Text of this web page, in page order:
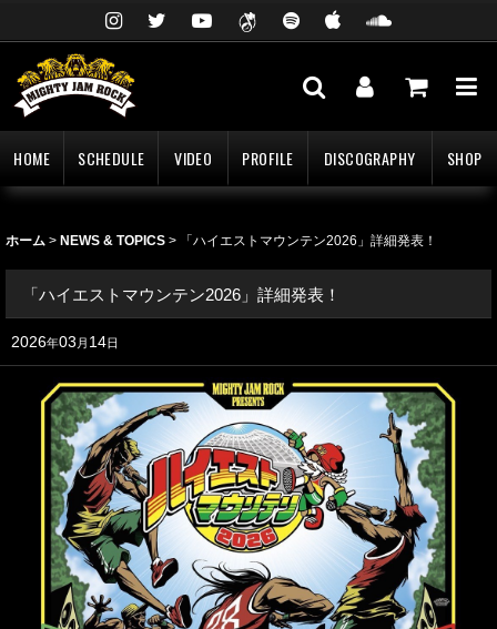
HOME SCHEDULE VIDEO PROFILE DISCOGRAPHY SHOP
ホーム > NEWS & TOPICS > 「ハイエストマウンテン2026」詳細発表！
「ハイエストマウンテン2026」詳細発表！
2026年03 月 14日